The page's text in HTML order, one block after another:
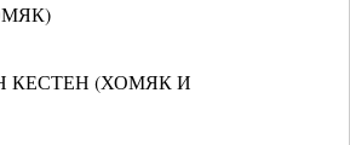
КЕСТЕН (ХОМЯК И